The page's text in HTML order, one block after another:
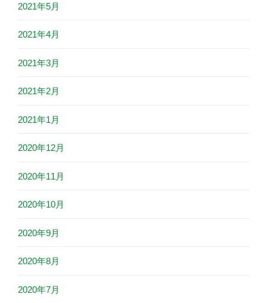
2021年5月
2021年4月
2021年3月
2021年2月
2021年1月
2020年12月
2020年11月
2020年10月
2020年9月
2020年8月
2020年7月